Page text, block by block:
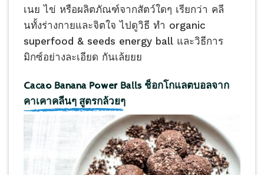
เนย ไข่ หรือผลิตภัณฑ์จากสัตว์ใดๆ เรียกว่า คลี
นทั้งร่างกายและจิตใจ ไปดูวิธี ทำ organic
superfood & seeds energy ball และวิธีการ
มิกซ์อย่างละเอียด กันเล้ยยย
Cacao Banana Power Balls ช็อกโกแลตบอลจาก
คาเคาคลีนๆ สูตรกล้วยๆ